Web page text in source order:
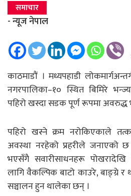
समाचार
- न्यूज नेपाल
काठमाडाैं । मध्यपहाडी
नगरपालिका–१० स्थित बिमिरे
पहिरो खस्दा सडक पूर्ण रूपमा
पहिरो खस्ने क्रम नरोकिएकाले
अवस्था नरहेको प्रहरीले जनाएको
भएसँगै सवारीसाधनहरू
लागि वैकल्पिक बाटो काउरे, बाङ्ग्रे र
सञ्चालन हुन थालेका छन् ।